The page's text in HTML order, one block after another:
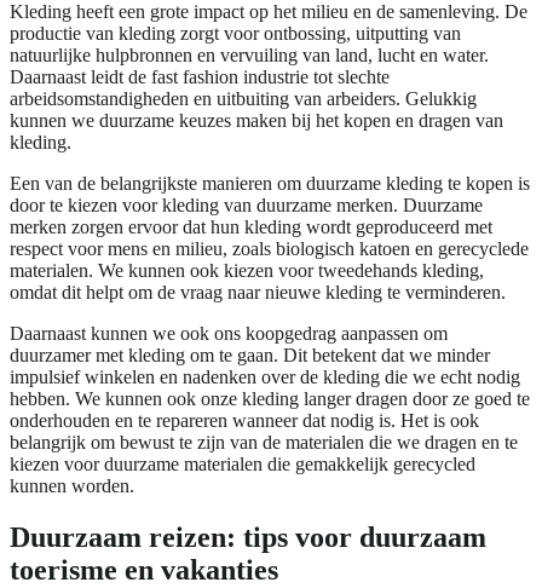
Kleding heeft een grote impact op het milieu en de samenleving. De
productie van kleding zorgt voor ontbossing, uitputting van
natuurlijke hulpbronnen en vervuiling van land, lucht en water.
Daarnaast leidt de fast fashion industrie tot slechte
arbeidsomstandigheden en uitbuiting van arbeiders. Gelukkig
kunnen we duurzame keuzes maken bij het kopen en dragen van
kleding.
Een van de belangrijkste manieren om duurzame kleding te kopen is
door te kiezen voor kleding van duurzame merken. Duurzame
merken zorgen ervoor dat hun kleding wordt geproduceerd met
respect voor mens en milieu, zoals biologisch katoen en gerecyclede
materialen. We kunnen ook kiezen voor tweedehands kleding,
omdat dit helpt om de vraag naar nieuwe kleding te verminderen.
Daarnaast kunnen we ook ons koopgedrag aanpassen om
duurzamer met kleding om te gaan. Dit betekent dat we minder
impulsief winkelen en nadenken over de kleding die we echt nodig
hebben. We kunnen ook onze kleding langer dragen door ze goed te
onderhouden en te repareren wanneer dat nodig is. Het is ook
belangrijk om bewust te zijn van de materialen die we dragen en te
kiezen voor duurzame materialen die gemakkelijk gerecycled
kunnen worden.
Duurzaam reizen: tips voor duurzaam
toerisme en vakanties